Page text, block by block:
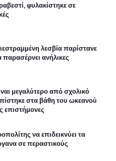
φυλακίστηκε σε
λεσβία παρίστανε
παρασέρνει ανήλικες
μεγαλύτερο από σχολικό
στα βάθη του ωκεανού
να επιδεικνύει τα
σε περαστικούς